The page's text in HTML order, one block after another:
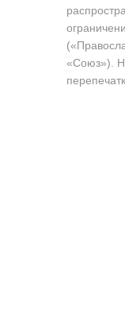
«Союз»).